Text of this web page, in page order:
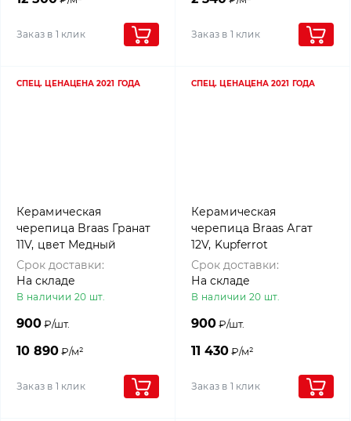
Заказ в 1 клик Заказ в 1 клик
СПЕЦ. ЦЕНАЦЕНА 2021 ГОДА
Керамическая
черепица Braas Гранат
11V, цвет Медный
Срок доставки:
На складе
В наличии 20 шт.
900₽/шт.
10 890₽/м²
Заказ в 1 клик
СПЕЦ. ЦЕНАЦЕНА 2021 ГОДА
Керамическая
черепица Braas Агат
12V, Kupferrot
Срок доставки:
На складе
В наличии 20 шт.
900₽/шт.
11 430₽/м²
Заказ в 1 клик